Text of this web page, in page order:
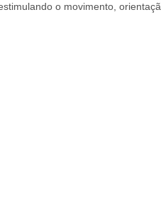
o movimento,